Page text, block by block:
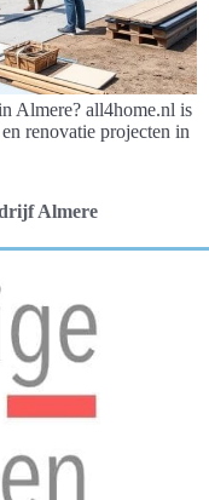
Almere? all4home.nl is
renovatie projecten in
Almere